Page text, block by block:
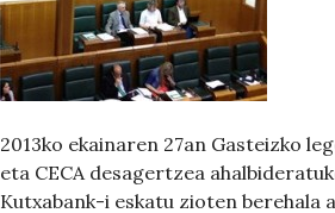
2013ko ekainaren 27an Gasteizko
eta CECA desagertzea
Kutxabank-i eskatu zioten